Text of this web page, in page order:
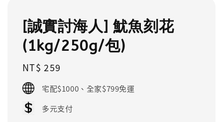
[誠實討海人] 魷魚刻花
(1kg/250g/包)
Regular
price
NT$ 259
宅配$1000、全家$799免運
多元支付